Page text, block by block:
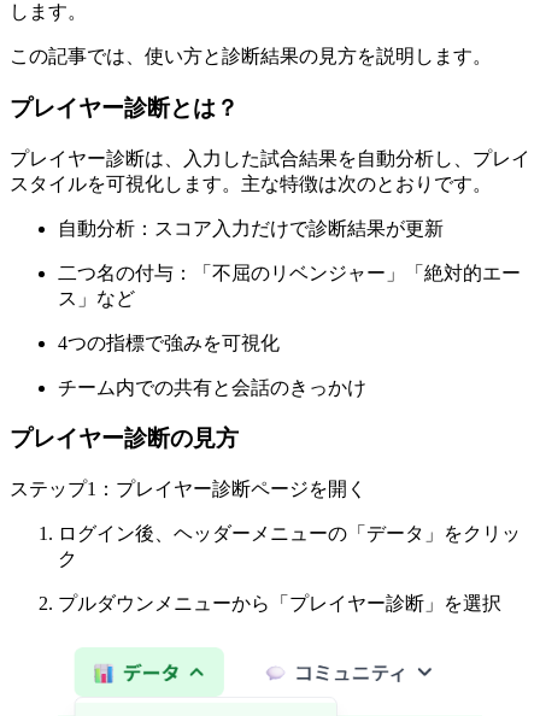
します。
この記事では、使い方と診断結果の見方を説明します。
プレイヤー診断とは？
プレイヤー診断は、入力した試合結果を自動分析し、プレイ
スタイルを可視化します。主な特徴は次のとおりです。
自動分析：スコア入力だけで診断結果が更新
二つ名の付与：「不屈のリベンジャー」「絶対的エー
ス」など
4つの指標で強みを可視化
チーム内での共有と会話のきっかけ
プレイヤー診断の見方
ステップ1：プレイヤー診断ページを開く
ログイン後、ヘッダーメニューの「データ」をクリッ
ク
プルダウンメニューから「プレイヤー診断」を選択